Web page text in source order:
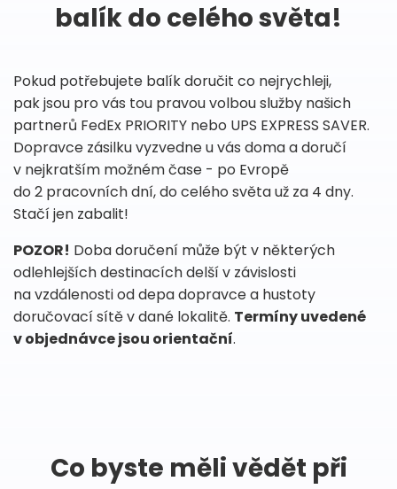
balík do celého světa!
Pokud potřebujete balík doručit co nejrychleji,
pak jsou pro vás tou pravou volbou služby našich
partnerů FedEx PRIORITY nebo UPS EXPRESS SAVER.
Dopravce zásilku vyzvedne u vás doma a doručí
v nejkratším možném čase - po Evropě
do 2 pracovních dní, do celého světa už za 4 dny.
Stačí jen zabalit!
POZOR! Doba doručení může být v některých
odlehlejších destinacích delší v závislosti
na vzdálenosti od depa dopravce a hustoty
doručovací sítě v dané lokalitě. Termíny uvedené
v objednávce jsou orientační.
Co byste měli vědět při